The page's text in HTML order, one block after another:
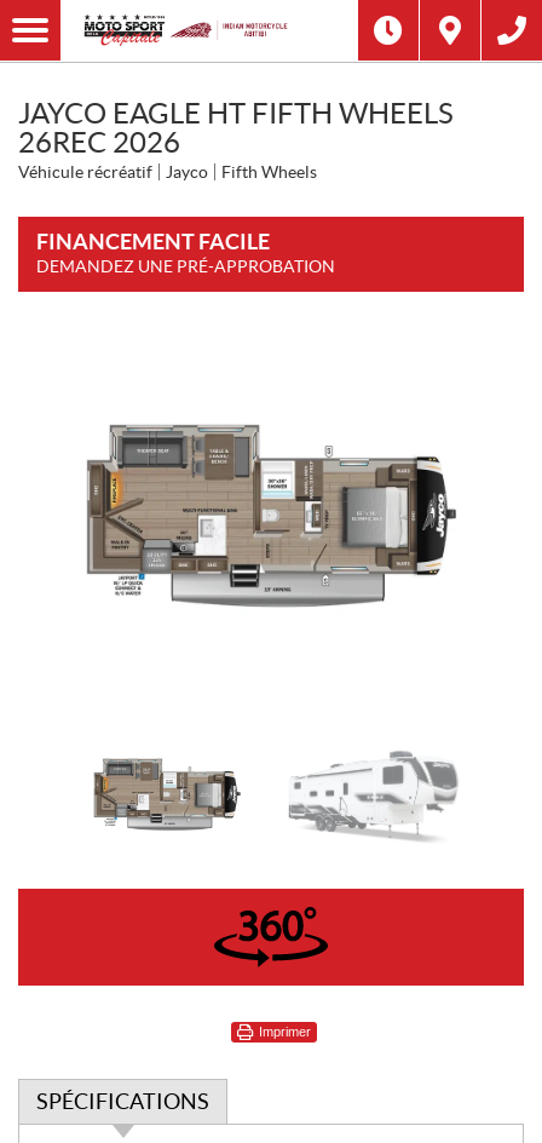
JAYCO EAGLE HT FIFTH WHEELS
26REC 2026
Véhicule récréatif Jayco Fifth Wheels
FINANCEMENT FACILE
DEMANDEZ UNE PRÉ-APPROBATION
360°
Imprimer
SPÉCIFICATIONS